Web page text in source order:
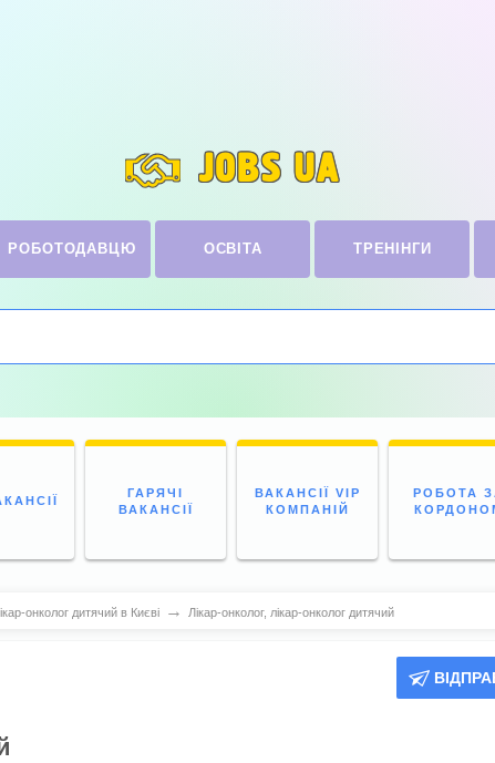
JOBS UA
РОБОТОДАВЦЮ ОСВІТА ТРЕНІНГИ
ГАРЯЧІ
ВАКАНСІЇ
ВАКАНСІЇ VIP
КОМПАНІЙ
РОБОТА
онколог дитячий в Києві → Лікар-онколог, лікар-онколог дитячий